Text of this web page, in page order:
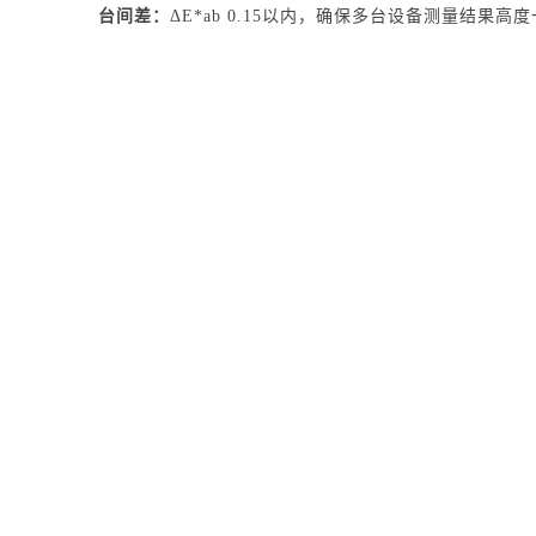
台间差：ΔE*ab 0.15以内，确保多台设备测量结果高度